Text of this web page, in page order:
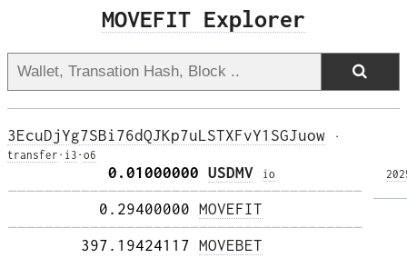
MOVEFIT Explorer
3EcuDjYg7SBi76dQJKp7uLSTXFvY1SGJuow
·
transfer · i3 · o6
           0.01000000
USDMV i o
———————————————————————————————————————
          0.29400000
MOVEFIT
———————————————————————————————————————
        397.19424117
MOVEBET